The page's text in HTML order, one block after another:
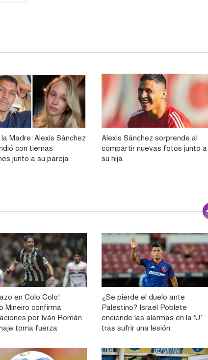
Madre: Alexis Sánchez
con tiernas
junto a su pareja
Alexis Sánchez sorprende al
compartir nuevas fotos junto a
su hija
en Colo Colo!
Mineiro confirma
por Iván Román
toma fuerza
¿Se pierde el duelo ante
Palestino? Israel Poblete
enciende las alarmas en la ‘U’
tras sufrir una lesión